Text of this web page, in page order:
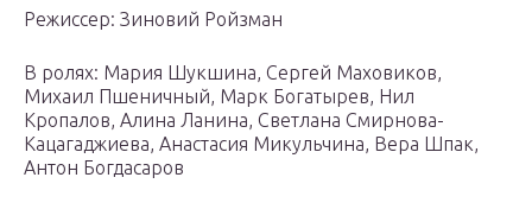
Режиссер: Зиновий Ройзман
В ролях: Мария Шукшина, Сергей Маховиков,
Михаил Пшеничный, Марк Богатырев, Нил
Кропалов, Алина Ланина, Светлана Смирнова-
Кацагаджиева, Анастасия Микульчина, Вера Шпак,
Антон Богдасаров